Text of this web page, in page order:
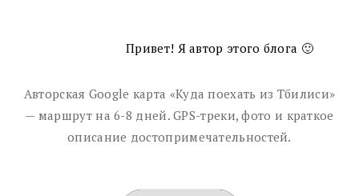
Привет! Я автор этого блога 🙂
Авторская Google карта «Куда поехать из Тбилиси»
— маршрут на 6-8 дней. GPS-треки, фото и краткое
описание достопримечательностей.